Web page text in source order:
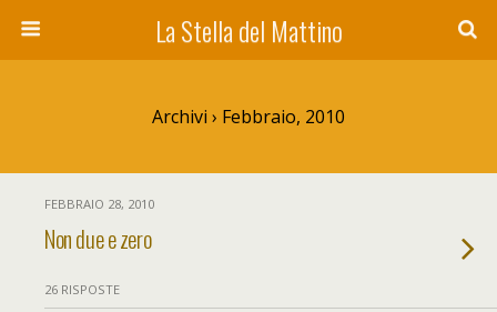
La Stella del Mattino
Archivi › Febbraio, 2010
FEBBRAIO 28, 2010
Non due e zero
26 RISPOSTE